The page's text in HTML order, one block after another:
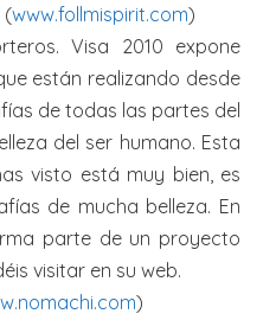
(www.follmispirit.com)
Visa 2010 expone
están realizando desde
de todas las partes del
del ser humano. Esta
visto está muy bien, es
de mucha belleza. En
parte de un proyecto
visitar en su web.
)